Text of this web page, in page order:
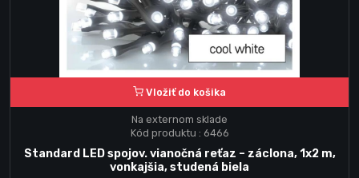
Vložiť do košika
Na externom sklade
Kód produktu : 6466
Standard LED spojov. vianočná reťaz – záclona, 1x2 m,
vonkajšia, studená biela